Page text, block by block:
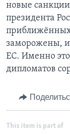
новые
президента
заморожены,
ЕС. Именно
дипломатов
This item is part of